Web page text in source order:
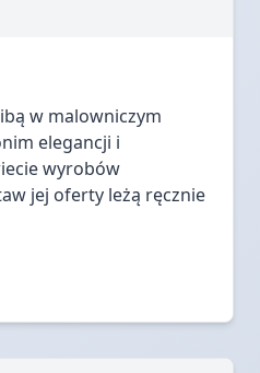
w malowniczym
elegancji i
wyrobów
jej oferty leżą ręcznie